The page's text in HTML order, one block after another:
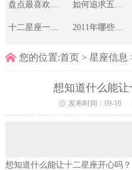
十二星座一生有几次真爱？
您的位置:首页> 星座信息
想知道什么能让
发布时间： 09-10
想知道什么能让十二星座开心吗？